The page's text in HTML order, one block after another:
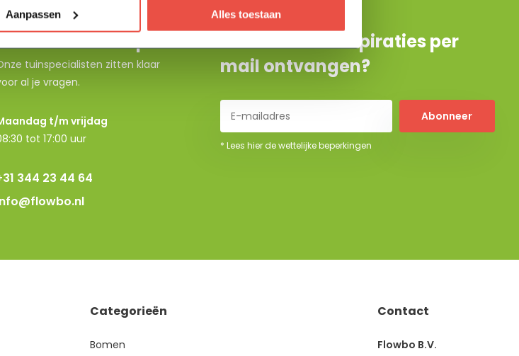
Aanpassen Alles toestaan
contact op
tuinspecialisten zitten klaar
al je vragen.
t/m vrijdag
tot 17:00 uur
344 23 44 64
De beste tuininspiraties per
mail ontvangen?
Abonneer
* Lees hier de wettelijke beperkingen
Categorieën
Bomen
Contact
Flowbo B.V.